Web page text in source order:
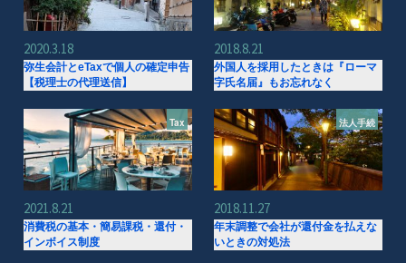
2020.3.18
弥生会計とeTaxで個人の確定申告
【税理士の代理送信】
2018.8.21
外国人を採用したときは『ローマ
字氏名届』もお忘れなく
Tax
2021.8.21
消費税の基本・簡易課税・還付・
インボイス制度
法人手続
2018.11.27
年末調整で会社が還付金を払えな
いときの対処法